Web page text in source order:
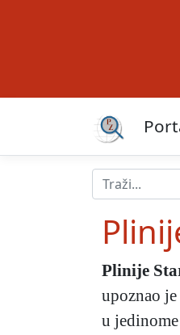
Plinije
upoznao
u